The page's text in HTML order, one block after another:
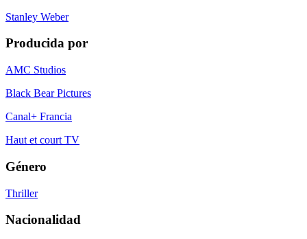
Stanley Weber
Producida por
AMC Studios
Black Bear Pictures
Canal+ Francia
Haut et court TV
Género
Thriller
Nacionalidad